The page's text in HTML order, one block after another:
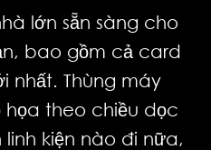
lớn sẵn sàng cho
bao gồm cả card
nhất. Thùng máy
họa theo chiều dọc
kiện nào đi nữa,